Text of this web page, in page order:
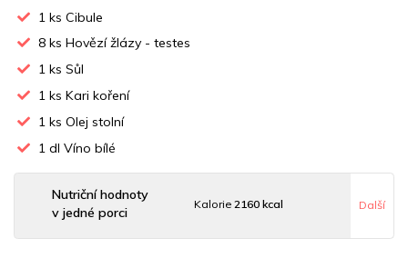
1 ks Cibule
8 ks Hovězí žlázy - testes
1 ks Sůl
1 ks Kari koření
1 ks Olej stolní
1 dl Víno bílé
Nutriční hodnoty
v jedné porci
Kalorie2160 kcal Další